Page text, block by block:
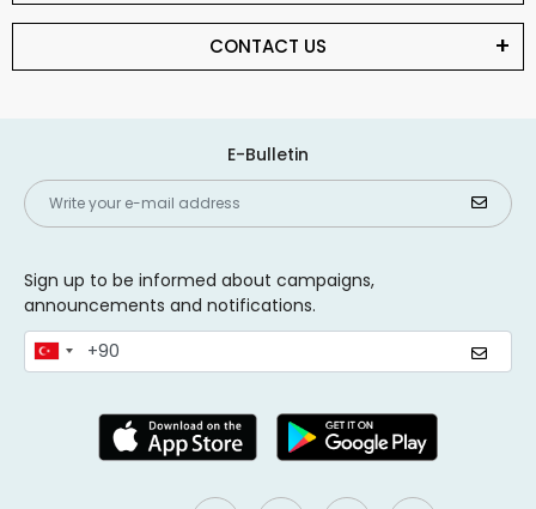
CONTACT US
E-Bulletin
Sign up to be informed about campaigns,
announcements and notifications.